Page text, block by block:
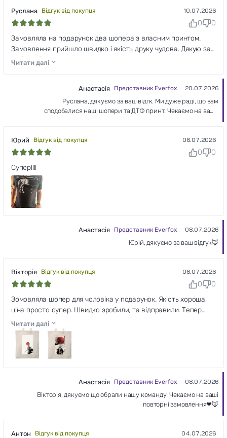
Руслана Відгук від покупця 10.07.2026
0
0
Замовляла на подарунок два шопера з власним принтом.
Замовлення прийшло швидко і якість друку чудова. Дякую за
роботу, буду замовляти ще❤️
Читати далі
Анастасія Представник Everfox 20.07.2026
Руслана, дякуємо за ваш відгк. Ми дуже раді, що вам
сподобалися наші шопери та ДТФ принт. Чекаємо на ваше
Юрий Відгук від покупця 06.07.2026
0
0
Супер!!!!
Анастасія Представник Everfox 08.07.2026
Юрій, дякуємо за ваш відгук🦊
Вікторія Відгук від покупця 06.07.2026
0
0
Зомовляла шопер для чоловіка у подарунок. Якість хороша,
ціна просто супер. Швидко зробили, та відправили. Тепер
чекаю, коли ж зможу подарувати. Рекомендую!
Читати далі
Анастасія Представник Everfox 08.07.2026
Вікторія, дякуємо що обрали нашу команду. Чекаємо на ваші
повторні замовлення❤🦊
Антон Відгук від покупця 04.07.2026